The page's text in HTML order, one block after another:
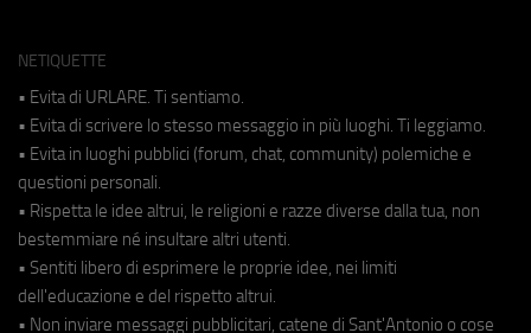
NETIQUETTE
• Evita di URLARE. Ti sentiamo.
• Evita di scrivere lo stesso messaggio in più luoghi. Ti leggiamo.
• Evita in luoghi pubblici (forum, chat, community) polemiche e
questioni personali.
• Rispetta le idee altrui, le religioni e razze diverse dalla tua, non
bestemmiare né insultare altri utenti.
• Sentiti libero di esprimere le proprie idee, nei limiti
dell'educazione e del rispetto altrui.
• Non inviare messaggi pubblicitari, catene di Sant'Antonio o cose